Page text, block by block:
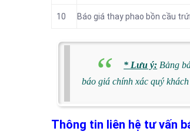
10 Báo giá thay phao bồn cầu
* Lưu ý: Bảng
báo giá chính xác quý
Thông tin liên hệ tư vấn